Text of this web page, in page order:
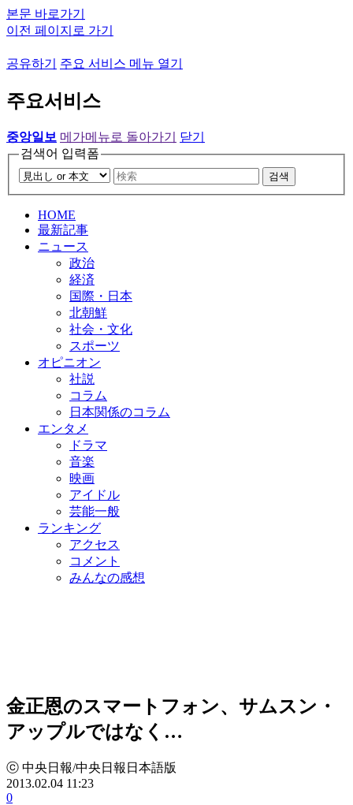
본문 바로가기
이전 페이지로 가기
공유하기 주요 서비스 메뉴 열기
주요서비스
중앙일보 메가메뉴로 돌아가기
닫기
검색어 입력폼
검색
HOME
最新記事
ニュース
政治
経済
国際・日本
北朝鮮
社会・文化
スポーツ
オピニオン
社説
コラム
日本関係のコラム
エンタメ
ドラマ
音楽
映画
アイドル
芸能一般
ランキング
アクセス
コメント
みんなの感想
金正恩のスマートフォン、サムスン・
アップルではなく…
ⓒ 中央日報/中央日報日本語版
2013.02.04 11:23
0